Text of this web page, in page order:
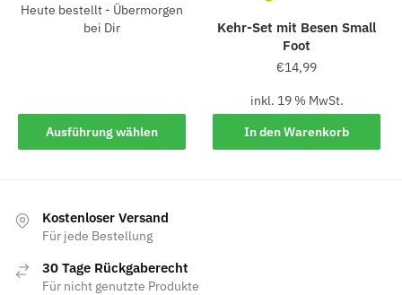
Heute bestellt - Übermorgen
bei Dir
Ausführung wählen
Kehr-Set mit Besen Small
Foot
€14,99
inkl. 19 % MwSt.
In den Warenkorb
Kostenloser Versand
Für jede Bestellung
30 Tage Rückgaberecht
Für nicht genutzte Produkte